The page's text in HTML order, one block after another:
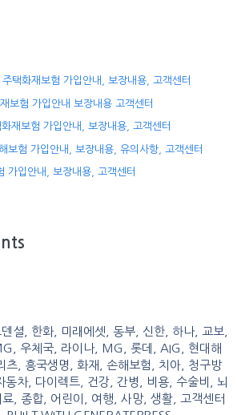
택화재보험 가입안내, 보장내용, 고객센터
보험 가입안내 보장내용 고객센터
재보험 가입안내, 보장내용, 고객센터
보험 가입안내, 보장내용, 유의사항, 고객센터
가입안내, 보장내용, 고객센터
셜, 한화, 미래에셋, 동부, 신한, 하나, 교보,
우체국, 라이나, MG, 롯데, AIG, 현대해
츠, 흥국생명, 화재, 손해보험, 치아, 청구방
동차, 다이렉트, 건강, 간병, 비용, 수술비, 뇌
, 종합, 어린이, 여행, 사망, 생활, 고객센터